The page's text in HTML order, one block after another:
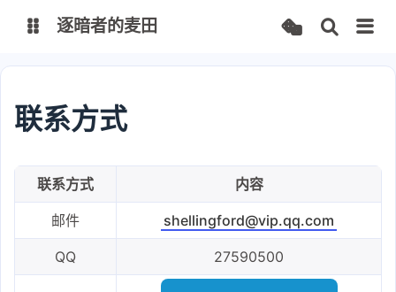
逐暗者的麦田
联系方式
联系方式 内容
邮件 shellingford@vip.qq.com
QQ 27590500